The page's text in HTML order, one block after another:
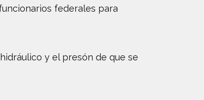
federales para
y el presón de que se